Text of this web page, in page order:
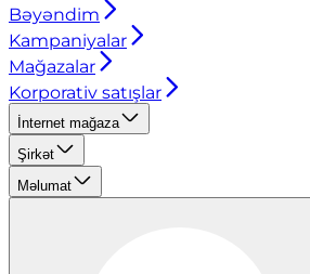
Bəyəndim
Kampaniyalar
Mağazalar
Korporativ satışlar
İnternet mağaza
Şirkət
Məlumat